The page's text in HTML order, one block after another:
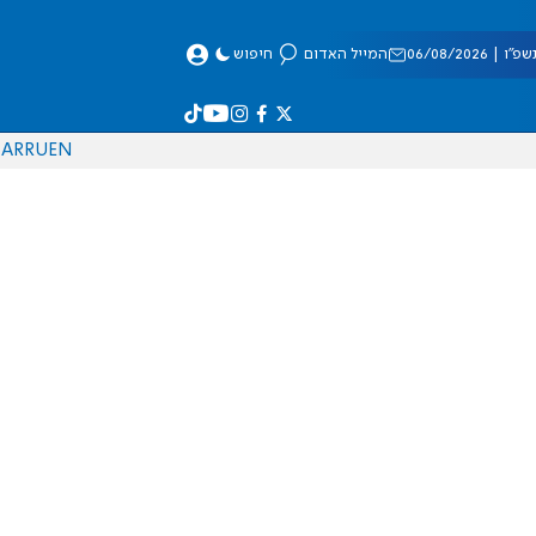
08/2026 המייל האדום חיפוש
EN
RU
AR